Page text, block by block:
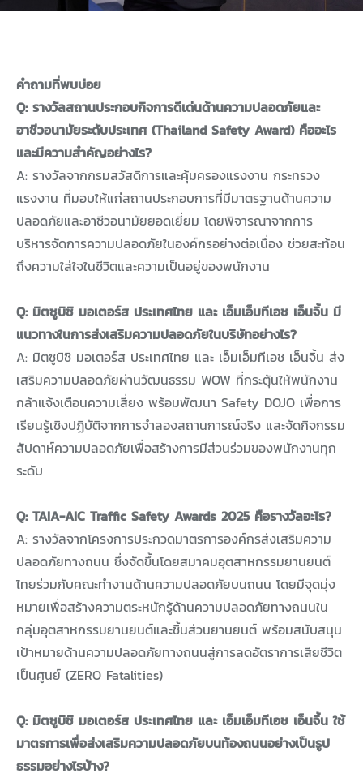
คำถามที่พบบ่อย
Q: รางวัลสถานประกอบกิจการดีเด่นด้านความปลอดภัยและ
อาชีวอนามัยระดับประเทศ (Thailand Safety Award) คืออะไร
และมีความสำคัญอย่างไร?
A: รางวัลจากกรมสวัสดิการและคุ้มครองแรงงาน กระทรวง
แรงงาน ที่มอบให้แก่สถานประกอบการที่มีมาตรฐานด้านความ
ปลอดภัยและอาชีวอนามัยยอดเยี่ยม โดยพิจารณาจากการ
บริหารจัดการความปลอดภัยในองค์กรอย่างต่อเนื่อง ช่วยสะท้อน
ถึงความใส่ใจในชีวิตและความเป็นอยู่ของพนักงาน
Q: มิตซูบิชิ มอเตอร์ส ประเทศไทย และ เอ็มเอ็มทีเอช เอ็นจิ้น มี
แนวทางในการส่งเสริมความปลอดภัยในบริษัทอย่างไร?
A: มิตซูบิชิ มอเตอร์ส ประเทศไทย และ เอ็มเอ็มทีเอช เอ็นจิ้น ส่ง
เสริมความปลอดภัยผ่านวัฒนธรรม WOW ที่กระตุ้นให้พนักงาน
กล้าแจ้งเตือนความเสี่ยง พร้อมพัฒนา Safety DOJO เพื่อการ
เรียนรู้เชิงปฏิบัติจากการจำลองสถานการณ์จริง และจัดกิจกรรม
สัปดาห์ความปลอดภัยเพื่อสร้างการมีส่วนร่วมของพนักงานทุก
ระดับ
Q: TAIA-AIC Traffic Safety Awards 2025 คือรางวัลอะไร?
A: รางวัลจากโครงการประกวดมาตรการองค์กรส่งเสริมความ
ปลอดภัยทางถนน ซึ่งจัดขึ้นโดยสมาคมอุตสาหกรรมยานยนต์
ไทยร่วมกับคณะทำงานด้านความปลอดภัยบนถนน โดยมีจุดมุ่ง
หมายเพื่อสร้างความตระหนักรู้ด้านความปลอดภัยทางถนนใน
กลุ่มอุตสาหกรรมยานยนต์และชิ้นส่วนยานยนต์ พร้อมสนับสนุน
เป้าหมายด้านความปลอดภัยทางถนนสู่การลดอัตราการเสียชีวิต
เป็นศูนย์ (ZERO Fatalities)
Q: มิตซูบิชิ มอเตอร์ส ประเทศไทย และ เอ็มเอ็มทีเอช เอ็นจิ้น ใช้
มาตรการเพื่อส่งเสริมความปลอดภัยบนท้องถนนอย่างเป็นรูป
ธรรมอย่างไรบ้าง?